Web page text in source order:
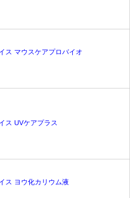
ス マウスケアプロバイオ
ス UVケアプラス
ス ヨウ化カリウム液